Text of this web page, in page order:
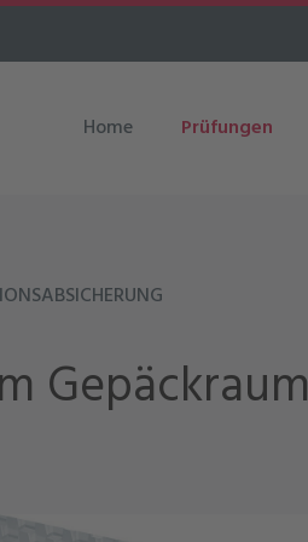
Home Prüfungen
SternenGepäckraum